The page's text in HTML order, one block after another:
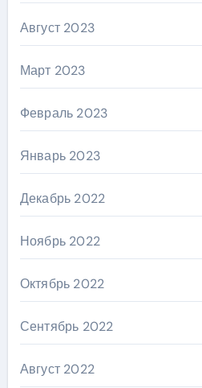
Август 2023
Март 2023
Февраль 2023
Январь 2023
Декабрь 2022
Ноябрь 2022
Октябрь 2022
Сентябрь 2022
Август 2022